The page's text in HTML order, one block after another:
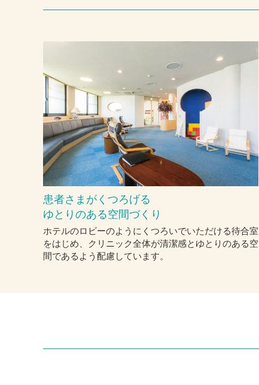
患者さまがくつろげる
ゆとりのある空間づくり
ホテルのロビーのようにくつろいでいただける待合室
をはじめ、クリニック全体が清潔感とゆとりのある空
間であるよう配慮しています。